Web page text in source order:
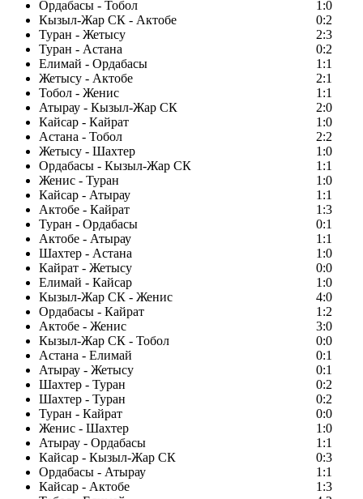
Ордабасы - Тобол
1:0
Кызыл-Жар СК - Актобе
0:2
Туран - Жетысу
2:3
Туран - Астана
0:2
Елимай - Ордабасы
1:1
Жетысу - Актобе
2:1
Тобол - Женис
1:1
Атырау - Кызыл-Жар СК
2:0
Кайсар - Кайрат
1:0
Астана - Тобол
2:2
Жетысу - Шахтер
1:0
Ордабасы - Кызыл-Жар СК
1:1
Женис - Туран
1:0
Кайсар - Атырау
1:1
Актобе - Кайрат
1:3
Туран - Ордабасы
0:1
Актобе - Атырау
1:1
Шахтер - Астана
1:0
Кайрат - Жетысу
0:0
Елимай - Кайсар
1:0
Кызыл-Жар СК - Женис
4:0
Ордабасы - Кайрат
1:2
Актобе - Женис
3:0
Кызыл-Жар СК - Тобол
0:0
Астана - Елимай
0:1
Атырау - Жетысу
0:1
Шахтер - Туран
0:2
Шахтер - Туран
0:2
Туран - Кайрат
0:0
Женис - Шахтер
1:0
Атырау - Ордабасы
1:1
Кайсар - Кызыл-Жар СК
0:3
Ордабасы - Атырау
1:1
Кайсар - Актобе
1:3